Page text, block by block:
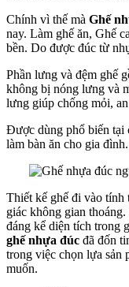
Chính vì thế mà Ghế
nay. Làm ghế ăn, Ghế
bền. Do được đúc từ
Phần lưng và đệm ghế
không bị nóng lưng và
lưng giúp chống mỏi,
Được dùng phổ biến tại
làm bàn ăn cho gia đình.
Thiết kế ghế đi vào tính
giác không gian
đáng kể diện tích trong
ghế nhựa đúc đã đốn
trong việc chọn lựa sản
muốn.